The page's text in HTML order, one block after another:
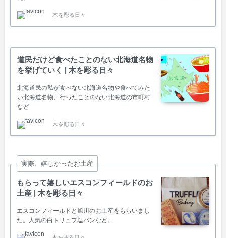
木を彫る日々
道民だけど食べたことのない北海道名物
を挙げていく | 木を彫る日々
北海道民の私が食べない北海道名物や食べてみた
い北海道名物、行ったことのない北海道の市町村
など
木を彫る日々
実際、嬉しかったお土産
もらって嬉しいエスコンフィールドのお
土産 | 木を彫る日々
エスコンフィールドと旭川のお土産をもらいまし
た。人気の白トリュフ塩パンなど。